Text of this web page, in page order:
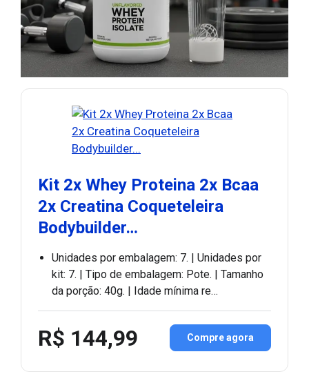
Kit 2x Whey Proteina 2x Bcaa
2x Creatina Coqueteleira
Bodybuilder…
Unidades por embalagem: 7. | Unidades por
kit: 7. | Tipo de embalagem: Pote. | Tamanho
da porção: 40g. | Idade mínima re…
R$ 144,99 Compre agora